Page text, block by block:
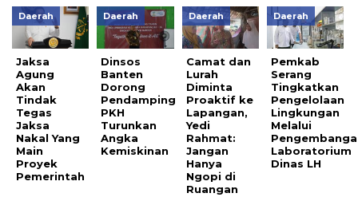
Daerah
Jaksa
Agung
Akan
Tindak
Tegas
Jaksa
Nakal Yang
Main
Proyek
Pemerintah
Daerah
Dinsos
Banten
Dorong
Pendamping
PKH
Turunkan
Angka
Kemiskinan
Daerah
Camat dan
Lurah
Diminta
Proaktif ke
Lapangan,
Yedi
Rahmat:
Jangan
Hanya
Ngopi di
Ruangan
Daerah
Pemkab
Serang
Tingkatkan
Pengelolaan
Lingkungan
Melalui
Laboratorium
Dinas LH